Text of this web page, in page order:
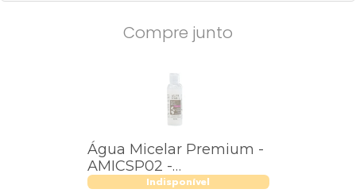
Compre junto
Água Micelar Premium -
AMICSP02 -
SuperPoderes
Indisponível